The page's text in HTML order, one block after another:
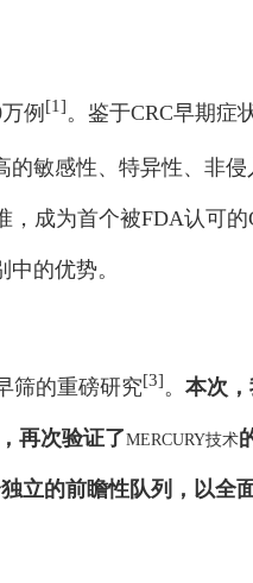
例 [1]。鉴于CRC早期症
敏感性、特异性、非
，成为首个被FDA认可
的优势。
筛的重磅研究[3]。 本次
再次验证了MERCURY技术
立的前瞻性队列，以全